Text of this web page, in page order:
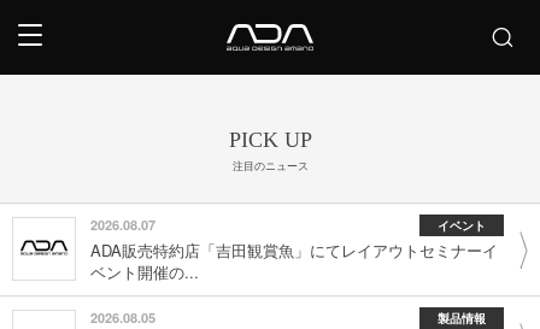
PICK UP
注目のニュース
2026.08.07 イベント
ADA販売特約店「吉田観賞魚」にてレイアウトセミナーイ
ベント開催の...
2026.08.05 製品情報